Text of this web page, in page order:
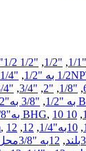
"1/1
,
"1/2
,
"1/2 NPT "1/2 به "1
, "1/4 به "3/4
,
"1/8
,
"2
,
"3/4
, "3/4 به "1
, "3/8 به"1/2 محل بند
,
10 BHG
, 10 به"1/8
, 10به"1/4 ,
12
,
, 12به "3/4
, 12به "3/8محل بند